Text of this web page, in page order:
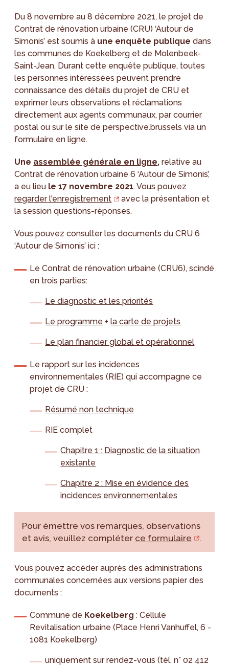
Du 8 novembre au 8 décembre 2021, le projet de
Contrat de rénovation urbaine (CRU) ‘Autour de
Simonis’ est soumis à une enquête publique dans
les communes de Koekelberg et de Molenbeek-
Saint-Jean. Durant cette enquête publique, toutes
les personnes intéressées peuvent prendre
connaissance des détails du projet de CRU et
exprimer leurs observations et réclamations
directement aux agents communaux, par courrier
postal ou sur le site de perspective.brussels via un
formulaire en ligne.
Une assemblée générale en ligne, relative au
Contrat de rénovation urbaine 6 ‘Autour de Simonis’,
a eu lieu le 17 novembre 2021. Vous pouvez
regarder l'enregistrement
avec la présentation et
la session questions-réponses.
Vous pouvez consulter les documents du CRU 6
‘Autour de Simonis’ ici :
Le Contrat de rénovation urbaine (CRU6), scindé
en trois parties:
Le diagnostic et les priorités
Le programme +la carte de projets
Le plan financier global et opérationnel
Le rapport sur les incidences
environnementales (RIE) qui accompagne ce
projet de CRU :
Résumé non technique
RIE complet
Chapitre 1 : Diagnostic de la situation
existante
Chapitre 2 : Mise en évidence des
incidences environnementales
Pour émettre vos remarques, observations
et avis, veuillez compléter ce formulaire .
Vous pouvez accéder auprès des administrations
communales concernées aux versions papier des
documents :
Commune de Koekelberg : Cellule
Revitalisation urbaine (Place Henri Vanhuffel, 6 -
1081 Koekelberg)
uniquement sur rendez-vous (tél. n° 02 412